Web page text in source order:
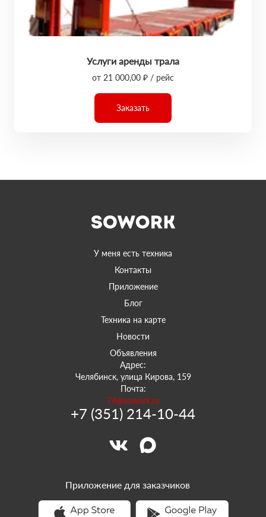
Услуги аренды трала
от 21 000,00 ₽ / рейс
Заказать
У меня есть техника
Контакты
Приложение
Блог
Техника на карте
Новости
Объявления
Адрес:
Челябинск, улица Кирова, 159
Почта:
74@sowork.ru
+7 (351) 214-10-44
Приложение для заказчиков